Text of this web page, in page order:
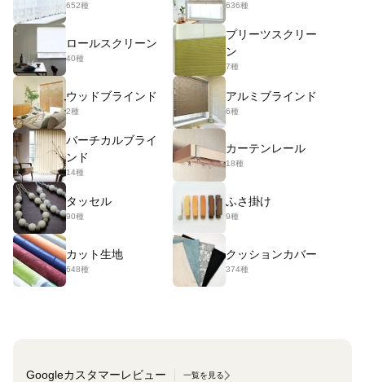
652種 636種
ロールスクリーン
40種
プリーツスクリー
ン
7種
ウッドブラインド
2種
アルミブラインド
6種
バーチカルブライ
ンド
14種
カーテンレール
18種
タッセル
90種
ふさ掛け
9種
カット生地
648種
クッションカバー
374種
Googleカスタマーレビュー 一覧を見る